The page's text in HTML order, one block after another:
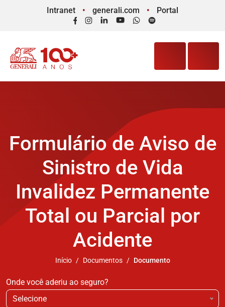
Intranet generali.com
Portal
FacebookInstagram
LinkedInYouTubeWhatsApp
Spotify
Formulário de Aviso de
Sinistro de Vida
Invalidez Permanente
Total ou Parcial por
Acidente
Início Documentos Documento
Onde você aderiu ao seguro?
Selecione